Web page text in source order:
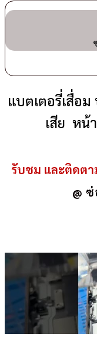
แบตเตอรี่เสื่อ
เสีย หน้
รับชม และติดตา
@